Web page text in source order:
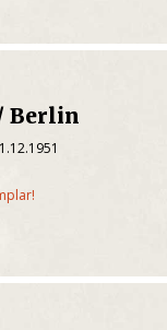
Berlin